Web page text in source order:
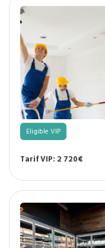
Eligible VIP
Tarif VIP: 2 720€